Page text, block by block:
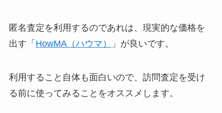
匿名査定を利用するのであれは、現実的な価格を
出す「 HowMA（ハウマ） 」が良いです。
利用すること自体も面白いので、訪問査定を受け
る前に使ってみることをオススメします。